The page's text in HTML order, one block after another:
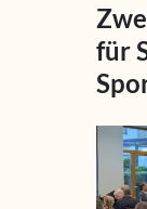
für